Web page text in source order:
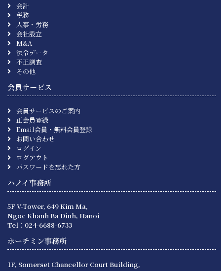
会計
税務
人事・労務
会社設立
M&A
法令データ
不正調査
その他
会員サービス
会員サービスのご案内
正会員登録
Email会員・無料会員登録
お問い合わせ
ログイン
ログアウト
パスワードを忘れた方
ハノイ事務所
5F V-Tower, 649 Kim Ma,
Ngoc Khanh Ba Dinh, Hanoi
Tel：024-6688-6733
ホーチミン事務所
1F, Somerset Chancellor Court Building,